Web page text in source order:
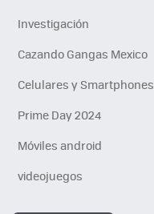
Investigación
Cazando Gangas Mexico
Celulares y Smartphones
Prime Day 2024
Móviles android
videojuegos